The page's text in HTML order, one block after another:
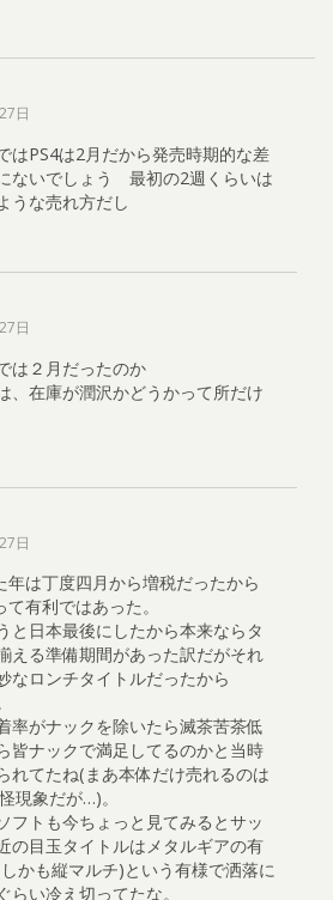
日
はPS4は2月だから発売時期的な差
ないでしょう 最初の2週くらいは
うな売れ方だし
日
は２月だったのか
、在庫が潤沢かどうかって所だけ
日
年は丁度四月から増税だったから
て有利ではあった。
と日本最後にしたから本来ならタ
える準備期間があった訳だがそれ
なロンチタイトルだったから
率がナックを除いたら滅茶苦茶低
皆ナックで満足してるのかと当時
れてたね(まあ本体だけ売れるのは
現象だが…)。
フトも今ちょっと見てみるとサッ
の目玉タイトルはメタルギアの有
かも縦マルチ)という有様で洒落に
らい冷え切ってたな。